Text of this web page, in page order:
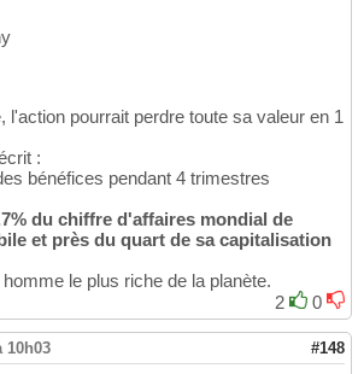
l'action pourrait perdre toute sa valeur en 1
:
bénéfices pendant 4 trimestres
du chiffre d'affaires mondial de
et près du quart de sa capitalisation
le plus riche de la planète.
2
0
10h03 #148